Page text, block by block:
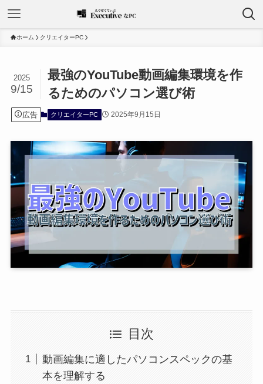
ホーム クリエイターPC
最強のYouTube動画編集環境を作
るためのパソコン選び術
2025
9/15
広告 クリエイターPC 2025年9月15日
目次
動画編集に適したパソコンスペックの基
本を理解する